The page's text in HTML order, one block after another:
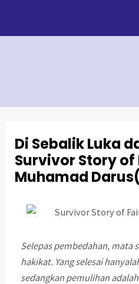
content
Di Sebalik Luka
Survivor Story of
Muhamad
Selepas pembedahan, mata
hakikat. Yang selesai
sedangkan pemulihan